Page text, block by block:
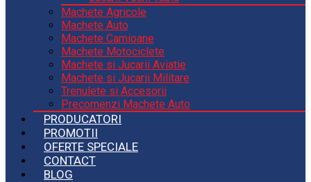
Machete Agricole
Machete Auto
Machete Camioane
Machete Motociclete
Machete si Jucarii Aviatie
Machete si Jucarii Militare
Trenulete si Accesorii
Precomenzi Machete Auto
PRODUCATORI
PROMOTII
OFERTE SPECIALE
CONTACT
BLOG